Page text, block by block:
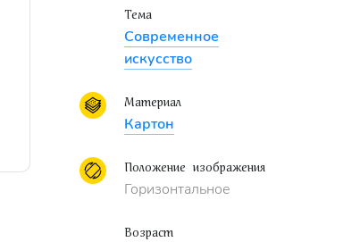
Тема
Современное
искусство
Материал
Картон
Положение изображения
Горизонтальное
Возраст